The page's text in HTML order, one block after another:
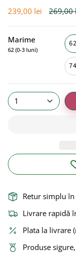
239,00 lei
Preț
269,00
Marime
62 (0-3 luni)
1
Retur simplu
Livrare rapidă
Plata la livrare
Produse